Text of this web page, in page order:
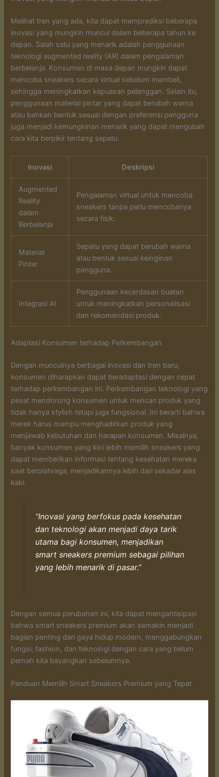
Melihat tren yang ada, kita dapat memprediksi beberapa
inovasi yang mungkin muncul dalam beberapa tahun ke
depan. Salah satu yang menarik adalah penggunaan
teknologi augmented reality (AR) dalam pengalaman
berbelanja. Konsumen di masa depan mungkin dapat
mencoba sneakers secara virtual sebelum membeli,
sehingga meningkatkan kepuasan pelanggan. Selain itu,
penggunaan material pintar yang dapat berubah warna
atau bahkan bentuk sesuai dengan preferensi pengguna
juga menjadi kemungkinan menarik yang dapat mengubah
cara kita berpikir tentang sepatu.
Inovasi Deskripsi
Augmented
Reality
dalam
Berbelanja
Pengalaman virtual untuk mencoba
sneakers tanpa perlu mencobanya
secara fisik.
Material
Pintar
Sepatu yang dapat berubah warna
atau bentuk sesuai keinginan
pengguna.
Integrasi AI
Penggunaan kecerdasan buatan
untuk meningkatkan personalisasi
dan rekomendasi produk.
Adaptasi Konsumen terhadap Perkembangan
Dengan munculnya berbagai inovasi dan tren baru,
konsumen diharapkan dapat beradaptasi dengan cepat
terhadap perkembangan ini. Perkembangan teknologi yang
pesat mendorong konsumen untuk mencari produk yang
tidak hanya stylish tetapi juga fungsional. Ini berarti bahwa
merek harus mampu menghadirkan produk yang
menjawab kebutuhan dan harapan konsumen. Misalnya,
banyak konsumen yang kini lebih memilih sneakers yang
dapat memberikan informasi tentang kesehatan mereka
saat berolahraga, menjadikannya lebih dari sekadar alas
kaki.
“Inovasi yang berfokus pada kesehatan
dan teknologi akan menjadi daya tarik
utama bagi konsumen, menjadikan
smart sneakers premium sebagai pilihan
yang lebih menarik di pasar.”
Dengan semua perubahan ini, kita dapat mengantisipasi
bahwa smart sneakers premium akan semakin menjadi
bagian penting dari gaya hidup modern, menggabungkan
fungsi, fashion, dan teknologi dengan cara yang belum
pernah kita bayangkan sebelumnya.
Panduan Memilih Smart Sneakers Premium yang Tepat